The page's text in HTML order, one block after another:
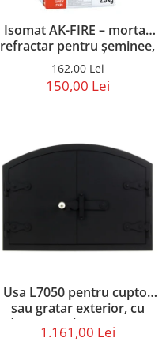
Isomat AK-FIRE – mortar
refractar pentru șeminee,
grătare și cuptoare – sac
25 kg
162,00 Lei
150,00 Lei
Usa L7050 pentru cuptor
sau gratar exterior, cu
dimensiunile 70 x 50 cm
1.161,00 Lei